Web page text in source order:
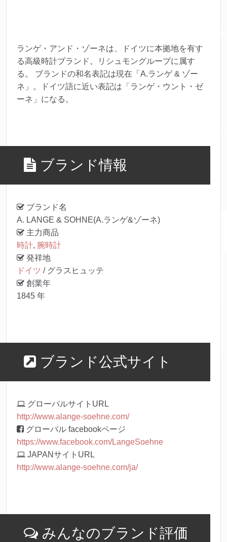
ランゲ・アンド・ゾーネは、ドイツに本拠地を有す
る高級時計ブランド。リシュモングループに属す
る。 ブランドの和名表記は現在「A.ランゲ & ゾー
ネ」。ドイツ語に近い表記は「ランゲ・ウント・ゼ
ーネ」になる。
ブランド情報
ブランド名
A. LANGE & SOHNE(A.ランゲ&ゾーネ)
主力商品
時計, 腕時計
発祥地
ドイツ / グラスヒュッテ
創業年
1845 年
ブランド公式サイト
グローバルサイトURL
http://www.alange-soehne.com/
グローバル facebookページ
https://www.facebook.com/LangeSoehne
JAPANサイトURL
http://www.alange-soehne.com/ja/
みんなのブランド評価